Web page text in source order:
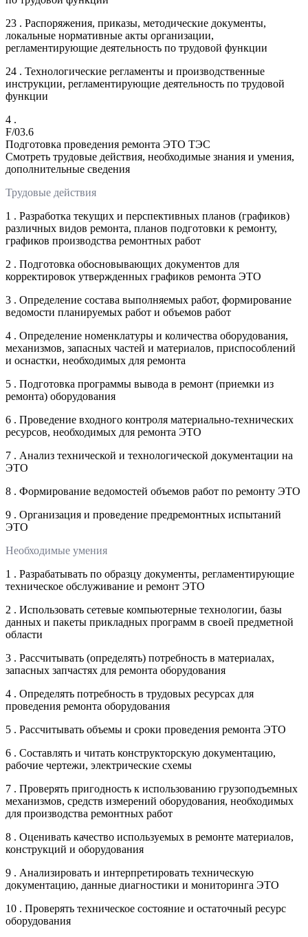
23 . Распоряжения, приказы, методические документы,
локальные нормативные акты организации,
регламентирующие деятельность по трудовой функции
24 . Технологические регламенты и производственные
инструкции, регламентирующие деятельность по трудовой
функции
4 .
F/03.6
Подготовка проведения ремонта ЭТО ТЭС
Смотреть трудовые действия, необходимые знания и умения,
дополнительные сведения
Трудовые действия
1 . Разработка текущих и перспективных планов (графиков)
различных видов ремонта, планов подготовки к ремонту,
графиков производства ремонтных работ
2 . Подготовка обосновывающих документов для
корректировок утвержденных графиков ремонта ЭТО
3 . Определение состава выполняемых работ, формирование
ведомости планируемых работ и объемов работ
4 . Определение номенклатуры и количества оборудования,
механизмов, запасных частей и материалов, приспособлений
и оснастки, необходимых для ремонта
5 . Подготовка программы вывода в ремонт (приемки из
ремонта) оборудования
6 . Проведение входного контроля материально-технических
ресурсов, необходимых для ремонта ЭТО
7 . Анализ технической и технологической документации на
ЭТО
8 . Формирование ведомостей объемов работ по ремонту ЭТО
9 . Организация и проведение предремонтных испытаний
ЭТО
Необходимые умения
1 . Разрабатывать по образцу документы, регламентирующие
техническое обслуживание и ремонт ЭТО
2 . Использовать сетевые компьютерные технологии, базы
данных и пакеты прикладных программ в своей предметной
области
3 . Рассчитывать (определять) потребность в материалах,
запасных запчастях для ремонта оборудования
4 . Определять потребность в трудовых ресурсах для
проведения ремонта оборудования
5 . Рассчитывать объемы и сроки проведения ремонта ЭТО
6 . Составлять и читать конструкторскую документацию,
рабочие чертежи, электрические схемы
7 . Проверять пригодность к использованию грузоподъемных
механизмов, средств измерений оборудования, необходимых
для производства ремонтных работ
8 . Оценивать качество используемых в ремонте материалов,
конструкций и оборудования
9 . Анализировать и интерпретировать техническую
документацию, данные диагностики и мониторинга ЭТО
10 . Проверять техническое состояние и остаточный ресурс
оборудования